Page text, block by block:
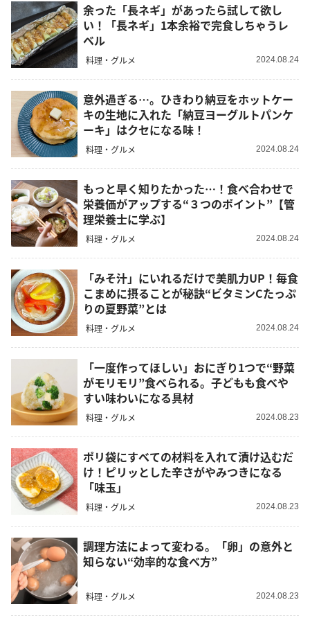
余った「長ネギ」があったら試して欲し
い！「長ネギ」1本余裕で完食しちゃうレ
ベル
料理・グルメ 2024.08.24
意外過ぎる…。ひきわり納豆をホットケー
キの生地に入れた「納豆ヨーグルトパンケ
ーキ」はクセになる味！
料理・グルメ 2024.08.24
もっと早く知りたかった…！食べ合わせで
栄養価がアップする“３つのポイント”【管
理栄養士に学ぶ】
料理・グルメ 2024.08.24
「みそ汁」にいれるだけで美肌力UP！毎食
こまめに摂ることが秘訣“ビタミンCたっぷ
りの夏野菜”とは
料理・グルメ 2024.08.24
「一度作ってほしい」おにぎり1つで“野菜
がモリモリ”食べられる。子どもも食べや
すい味わいになる具材
料理・グルメ 2024.08.23
ポリ袋にすべての材料を入れて漬け込むだ
け！ピリッとした辛さがやみつきになる
「味玉」
料理・グルメ 2024.08.23
調理方法によって変わる。「卵」の意外と
知らない“効率的な食べ方”
料理・グルメ 2024.08.23